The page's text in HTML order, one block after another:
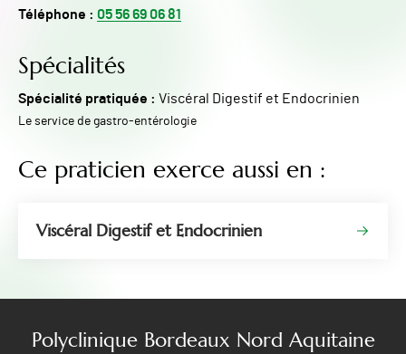
Téléphone : 05 56 69 06 81
Spécialités
Spécialité pratiquée : Viscéral Digestif et Endocrinien
Le service de gastro-entérologie
Ce praticien exerce aussi en :
Viscéral Digestif et Endocrinien
Polyclinique Bordeaux Nord Aquitaine